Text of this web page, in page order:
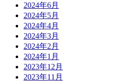
2024年6月
2024年5月
2024年4月
2024年3月
2024年2月
2024年1月
2023年12月
2023年11月